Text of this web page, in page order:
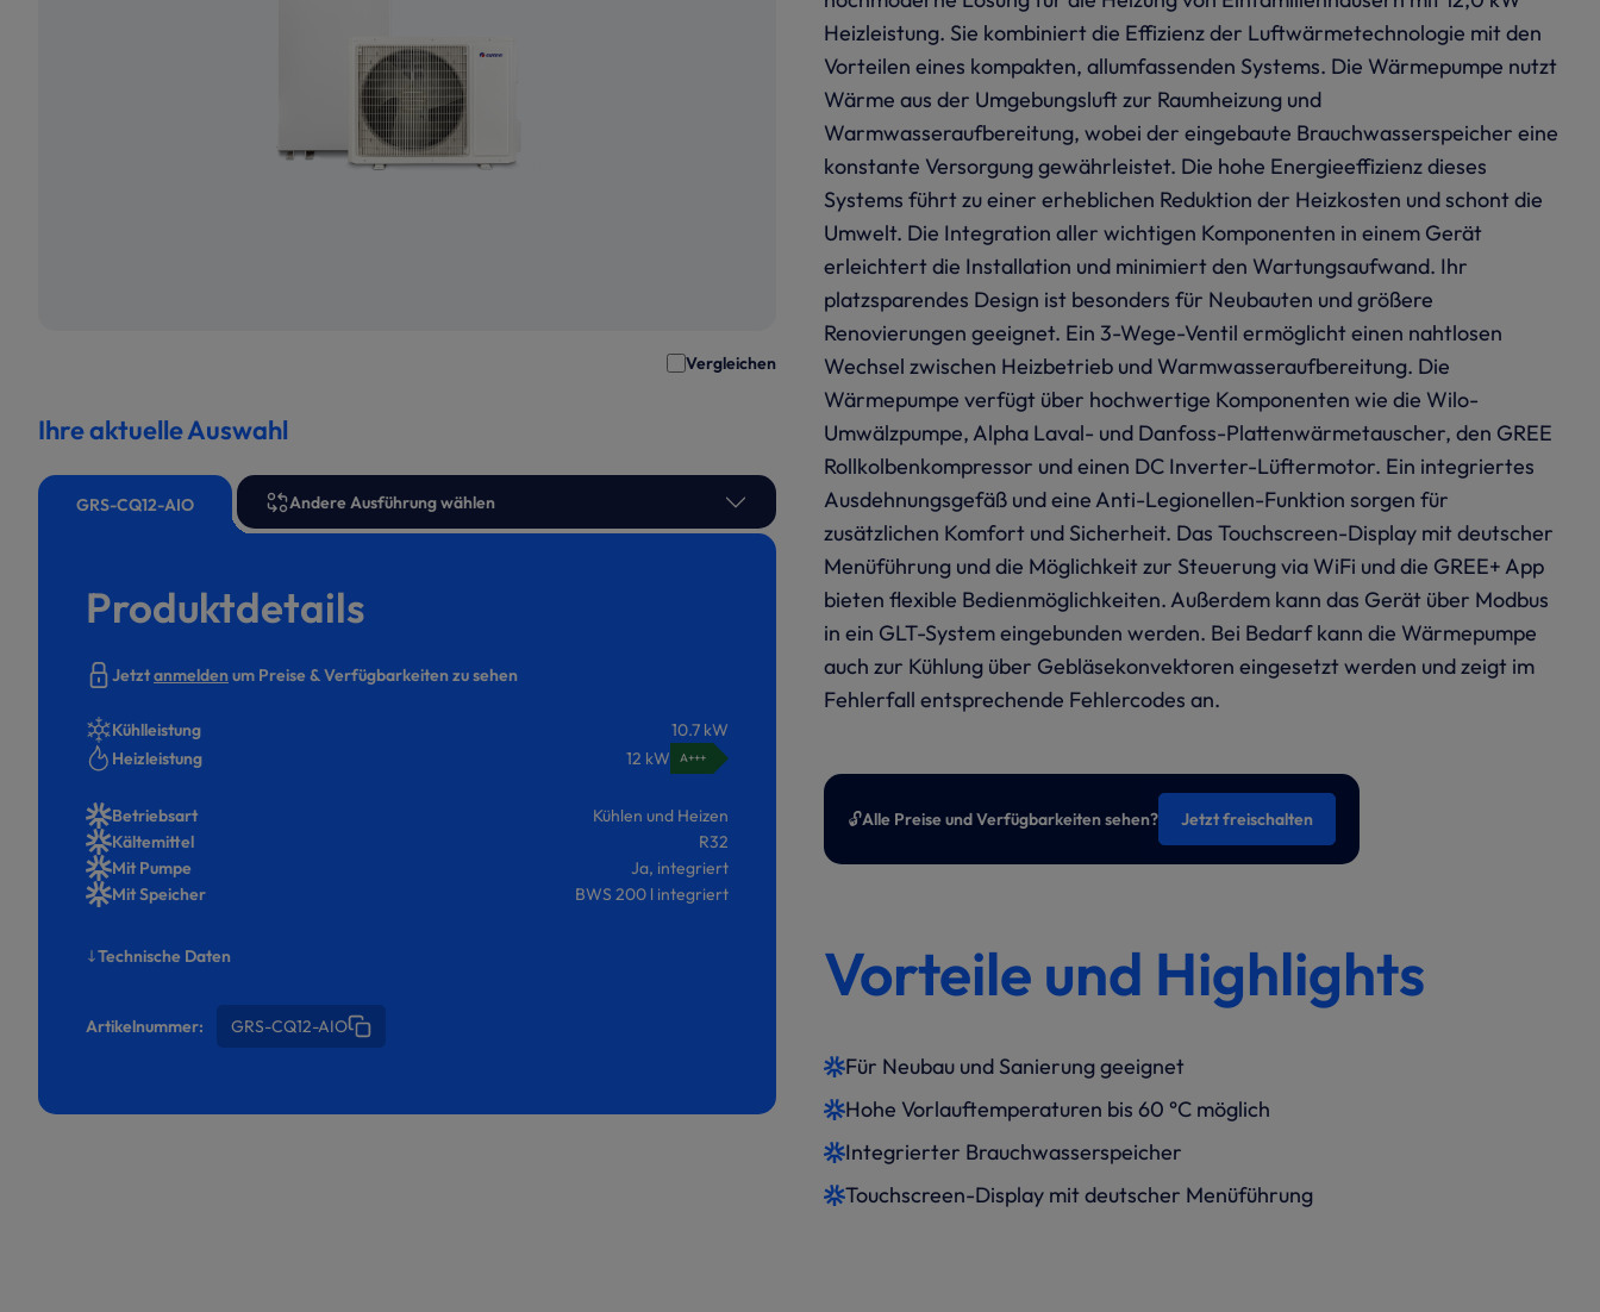
Vergleichen
Ihre aktuelle Auswahl
GRS-CQ12-AIO Andere Ausführung wählen
Produktdetails
Jetztanmeldenum Preise & Verfügbarkeiten zu sehen
Kühlleistung
10.7 kW
Heizleistung
12 kW A+++
Betriebsart
Kühlen und Heizen
Kältemittel
R32
Mit Pumpe
Ja, integriert
Mit Speicher
BWS 200 l integriert
Technische Daten
Artikelnummer: GRS-CQ12-AIO
Heizleistung. Sie kombiniert die Effizienz der Luftwärmetechnologie mit den
Vorteilen eines kompakten, allumfassenden Systems. Die Wärmepumpe nutzt
Wärme aus der Umgebungsluft zur Raumheizung und
Warmwasseraufbereitung, wobei der eingebaute Brauchwasserspeicher eine
konstante Versorgung gewährleistet. Die hohe Energieeffizienz dieses
Systems führt zu einer erheblichen Reduktion der Heizkosten und schont die
Umwelt. Die Integration aller wichtigen Komponenten in einem Gerät
erleichtert die Installation und minimiert den Wartungsaufwand. Ihr
platzsparendes Design ist besonders für Neubauten und größere
Renovierungen geeignet. Ein 3-Wege-Ventil ermöglicht einen nahtlosen
Wechsel zwischen Heizbetrieb und Warmwasseraufbereitung. Die
Wärmepumpe verfügt über hochwertige Komponenten wie die Wilo-
Umwälzpumpe, Alpha Laval- und Danfoss-Plattenwärmetauscher, den GREE
Rollkolbenkompressor und einen DC Inverter-Lüftermotor. Ein integriertes
Ausdehnungsgefäß und eine Anti-Legionellen-Funktion sorgen für
zusätzlichen Komfort und Sicherheit. Das Touchscreen-Display mit deutscher
Menüführung und die Möglichkeit zur Steuerung via WiFi und die GREE+ App
bieten flexible Bedienmöglichkeiten. Außerdem kann das Gerät über Modbus
in ein GLT-System eingebunden werden. Bei Bedarf kann die Wärmepumpe
auch zur Kühlung über Gebläsekonvektoren eingesetzt werden und zeigt im
Fehlerfall entsprechende Fehlercodes an.
🔓Alle Preise und Verfügbarkeiten sehen? Jetzt freischalten
Vorteile und Highlights
Für Neubau und Sanierung geeignet
Hohe Vorlauftemperaturen bis 60 °C möglich
Integrierter Brauchwasserspeicher
Touchscreen-Display mit deutscher Menüführung